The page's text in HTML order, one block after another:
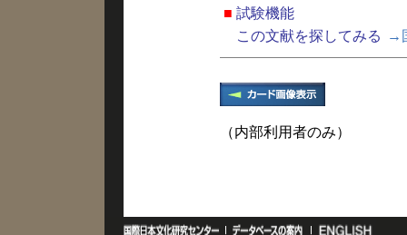
■ 試験機能
この文献を探してみる
→
（内部利用者のみ）